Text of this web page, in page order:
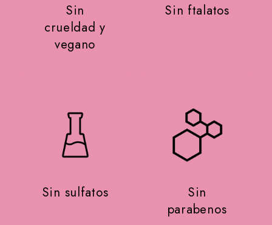
Sin
crueldad y
vegano
Sin ftalatos
Sin sulfatos
Sin
parabenos